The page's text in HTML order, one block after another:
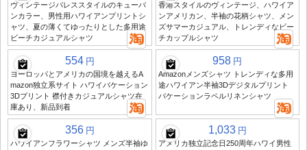
ヴィンテージパレススタイルのキューバ
ンカラー、男性用ハワイアンプリントシ
ャツ、夏の薄くてゆったりとした多用途
ビーチカジュアルシャツ
香港スタイルのヴィンテージ、ハワイア
ンアメリカン、半袖の花柄シャツ、メン
ズサマーカジュアル、トレンディなビー
チカップルシャツ
554 円
ヨーロッパとアメリカの国境を越えるA
mazon独立系サイト ハワイバケーション
3Dプリント 襟付きカジュアルシャツ在
庫あり、新品到着
958 円
Amazonメンズシャツ トレンディな多用
途ハワイアン半袖3Dデジタルプリント
バケーションラペルリネンシャツ
356 円
ハワイアンフラワーシャツ メンズ半袖ゆ
1,033 円
アメリカ独立記念日250周年ハワイ男性